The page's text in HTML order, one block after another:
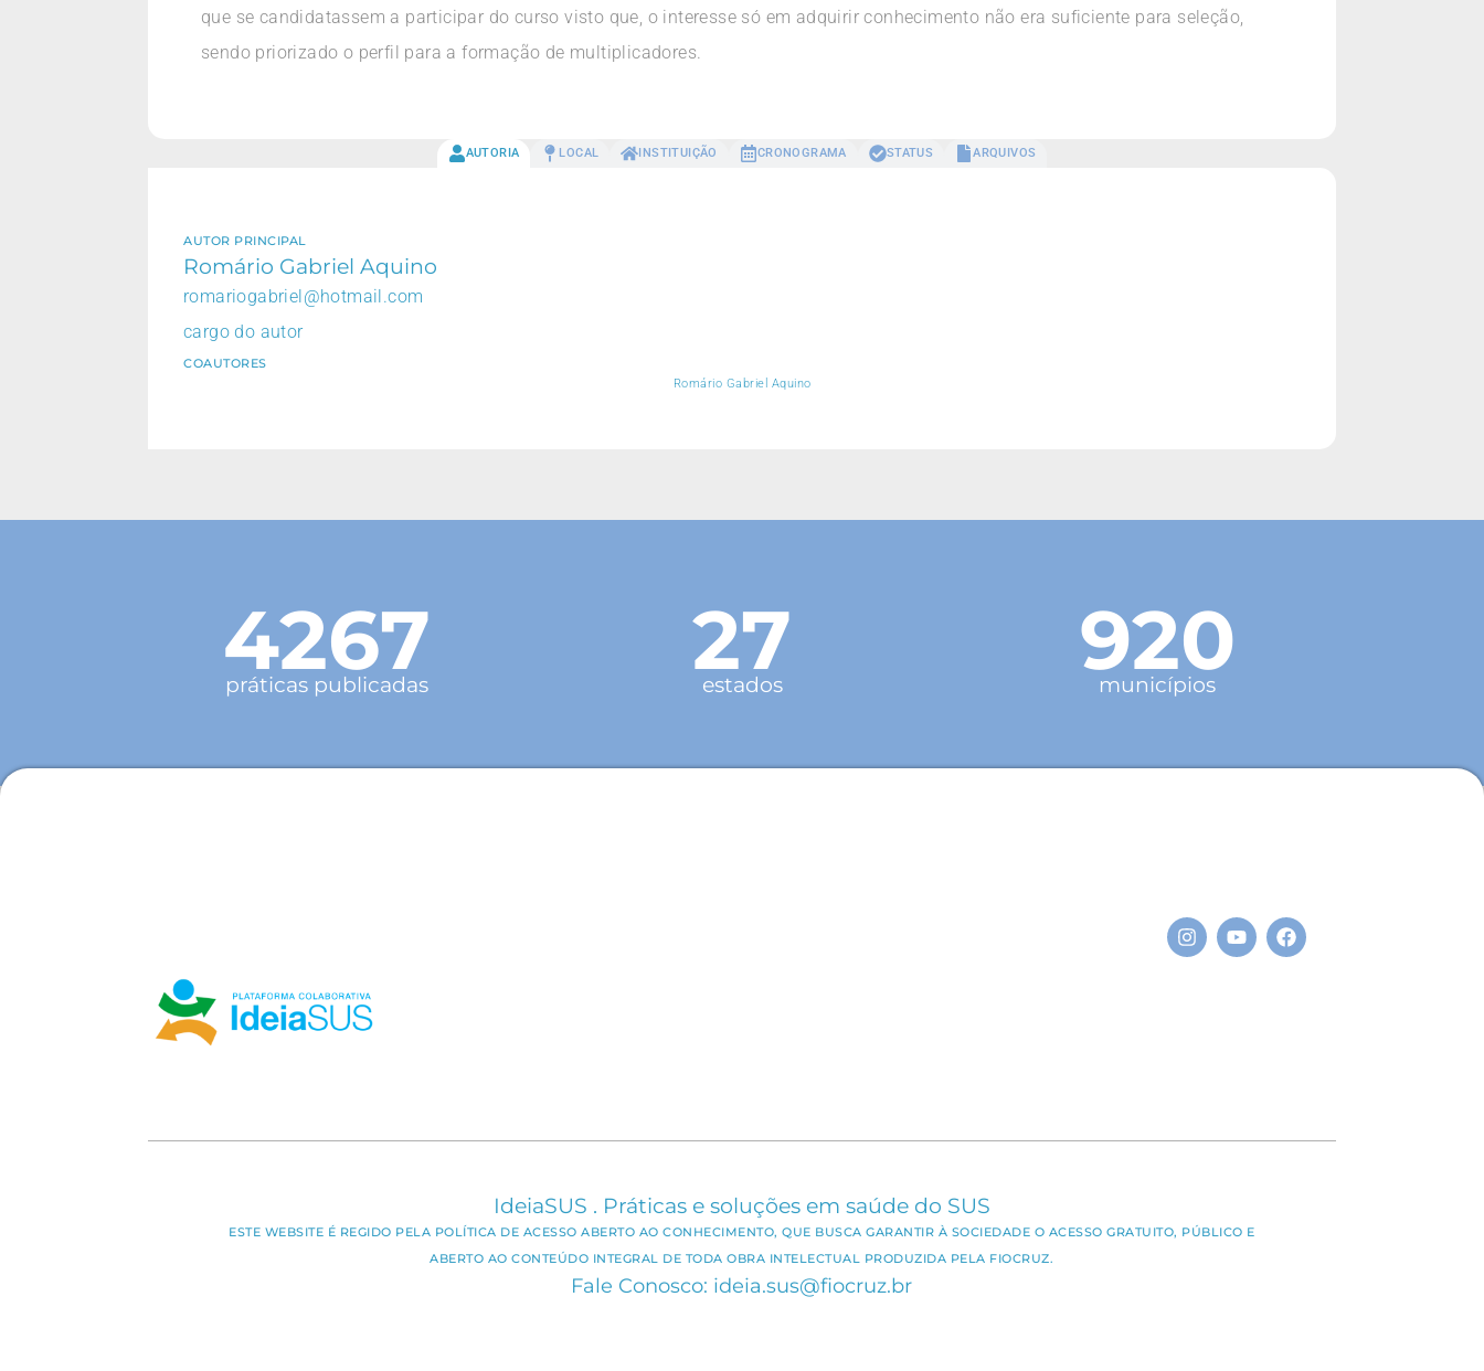
que se candidatassem a participar do curso visto que, o interesse só em adquirir conhecimento não era suficiente para seleção,
sendo priorizado o perfil para a formação de multiplicadores.
AUTORIA LOCAL INSTITUIÇÃO CRONOGRAMA STATUS ARQUIVOS
AUTOR PRINCIPAL
Romário Gabriel Aquino
romariogabriel@hotmail.com
cargo do autor
COAUTORES
Romário Gabriel Aquino
4267
práticas publicadas 27
estados 920
municípios
IdeiaSUS . Práticas e soluções em saúde do SUS
ESTE WEBSITE É REGIDO PELA POLÍTICA DE ACESSO ABERTO AO CONHECIMENTO, QUE BUSCA GARANTIR À SOCIEDADE O ACESSO GRATUITO, PÚBLICO E
ABERTO AO CONTEÚDO INTEGRAL DE TODA OBRA INTELECTUAL PRODUZIDA PELA FIOCRUZ.
Fale Conosco: ideia.sus@fiocruz.br